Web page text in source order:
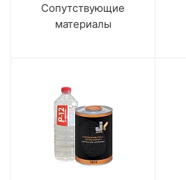
Сопутствующие
материалы